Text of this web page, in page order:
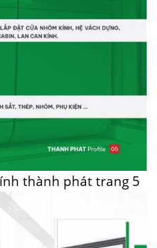
thành phát trang 5